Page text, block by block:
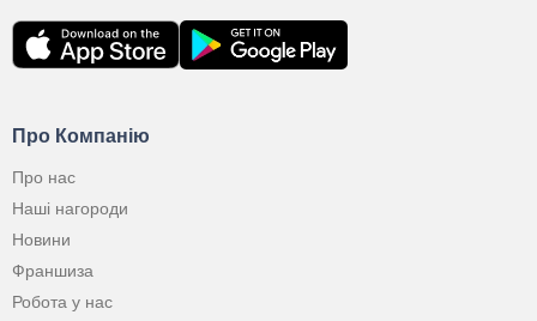
Про Компанію
Про нас
Наші нагороди
Новини
Франшиза
Робота у нас